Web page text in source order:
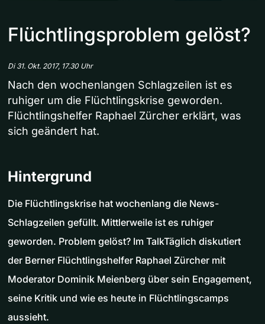
Flüchtlingsproblem gelöst?
Di 31. Okt. 2017, 17.30 Uhr
Nach den wochenlangen Schlagzeilen ist es
ruhiger um die Flüchtlingskrise geworden.
Flüchtlingshelfer Raphael Zürcher erklärt, was
sich geändert hat.
Hintergrund
Die Flüchtlingskrise hat wochenlang die News-
Schlagzeilen gefüllt. Mittlerweile ist es ruhiger
geworden. Problem gelöst? Im TalkTäglich diskutiert
der Berner Flüchtlingshelfer Raphael Zürcher mit
Moderator Dominik Meienberg über sein Engagement,
seine Kritik und wie es heute in Flüchtlingscamps
aussieht.